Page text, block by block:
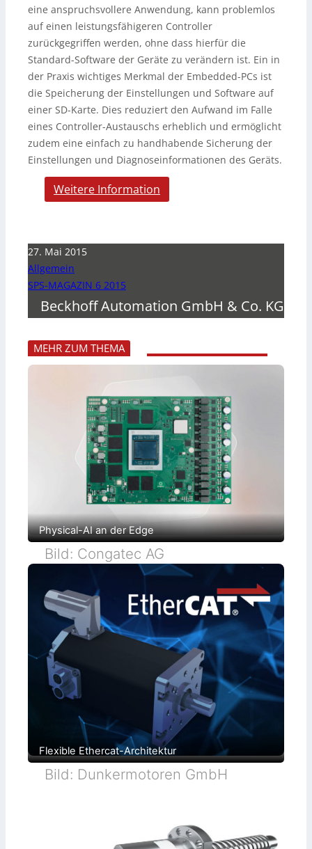
eine anspruchsvollere Anwendung, kann problemlos
auf einen leistungsfähigeren Controller
zurückgegriffen werden, ohne dass hierfür die
Standard-Software der Geräte zu verändern ist. Ein in
der Praxis wichtiges Merkmal der Embedded-PCs ist
die Speicherung der Einstellungen und Software auf
einer SD-Karte. Dies reduziert den Aufwand im Falle
eines Controller-Austauschs erheblich und ermöglicht
zudem eine einfach zu handhabende Sicherung der
Einstellungen und Diagnoseinformationen des Geräts.
Weitere Information
27. Mai 2015
Allgemein
SPS-MAGAZIN 6 2015
Beckhoff Automation GmbH & Co. KG
MEHR ZUM THEMA
Physical-AI an der Edge
Bild: Congatec AG
Flexible Ethercat-Architektur
Bild: Dunkermotoren GmbH